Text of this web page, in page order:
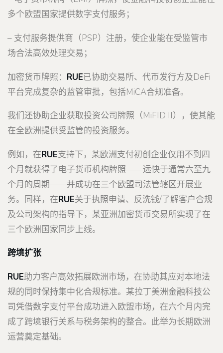
多个欧盟国家提供数字支付服务；
– 支付服务提供商（PSP）注册，使企业能在受监管市
场合法高效处理交易；
加密货币牌照： RUE已协助交易所、代币发行方及DeFi
平台完成复杂的监管审批，包括MiCA合规准备。
我们还协助企业获取投资公司牌照（MiFID II），使其能
在全欧洲提供受监管的投资服务。
例如，在RUE支持下，某欧洲支付初创企业仅用不到四
个月就获得了电子货币机构牌照——远快于通常六至九
个月的周期——并成功在三个欧盟司法管辖区开展业
务。同样，在RUE关于执照申请、反洗钱/了解客户合规
及公司架构的指导下，某亚洲加密货币交易所实现了在
三个欧洲国家同步上线。
跨境扩张
RUE助力客户高效拓展欧洲市场，在协助其应对本地法
规的同时保持集中化合规标准。某拉丁美洲金融科技公
司凭借数字支付平台成功进入欧盟市场，在六个月内完
成了跨境银行关系与税务架构的整合。此举为长期欧洲
运营奠定基础。